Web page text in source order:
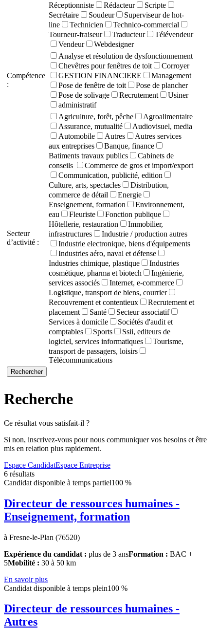
Réceptionniste
Rédacteur
Scripte
Secrétaire
Soudeur
Superviseur de hot-
line
Technicien
Technico-commercial
Tourneur-fraiseur
Traducteur
Télévendeur
Vendeur
Webdesigner
Compétence
:
Analyse et résolution de dysfonctionnement
Chevêtres pour fenêtres de toit
Corroyer
GESTION FINANCIERE
Management
Pose de fenêtre de toit
Pose de plancher
Pose de solivage
Recrutement
Usiner
administratif
Secteur
d’activité :
Agriculture, forêt, pêche
Agroalimentaire
Assurance, mutualité
Audiovisuel, media
Automobile
Autres
Autres services
aux entreprises
Banque, finance
Batiments travaux publics
Cabinets de
conseils
Commerce de gros et import/export
Communication, publicité, edition
Culture, arts, spectacles
Distribution,
commerce de détail
Energie
Enseignement, formation
Environnement,
eau
Fleuriste
Fonction publique
Hôtellerie, restauration
Immobilier,
infrastructures
Industrie / production autres
Industrie electronique, biens d'équipements
Industries aéro, naval et défense
Industries chimique, plastique
Industries
cosmétique, pharma et biotech
Ingénierie,
services associés
Internet, e-commerce
Logistique, transport de biens, courrier
Recouvrement et contentieux
Recrutement et
placement
Santé
Secteur associatif
Services à domicile
Sociétés d'audit et
comptables
Sports
Ssii, editeurs de
logiciel, services informatiques
Tourisme,
transport de passagers, loisirs
Télécommunications
Recherche
Ce résultat vous satisfait-il ?
Si non, inscrivez-vous pour nous communiquer vos besoins et être
mis en relation plus rapidement.
Espace CandidatEspace Entreprise
6 résultats
Candidat disponible à temps partiel100 %
Directeur de ressources humaines -
Enseignement, formation
à Fresne-le-Plan (76520)
Expérience du candidat : plus de 3 ansFormation : BAC +
5Mobilité : 30 à 50 km
En savoir plus
Candidat disponible à temps plein100 %
Directeur de ressources humaines -
Autres